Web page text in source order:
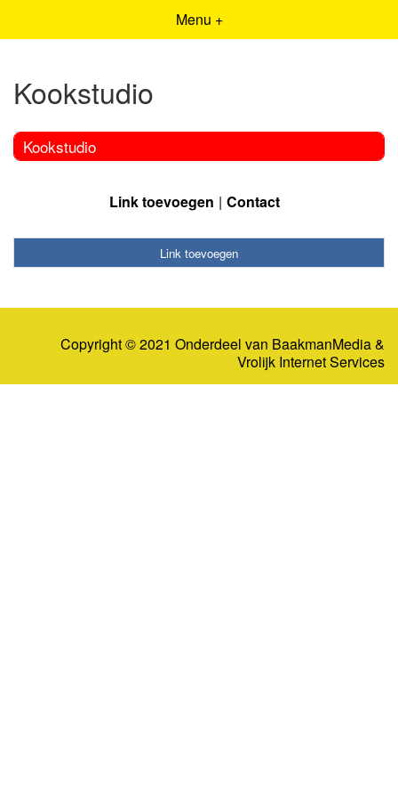
Menu +
Kookstudio
Kookstudio
Link toevoegen Contact
Link toevoegen
Copyright © 2021 Onderdeel van BaakmanMedia&
Vrolijk Internet Services